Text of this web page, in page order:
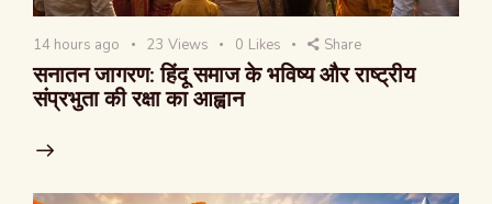
14 hours ago 23 Views 0 Likes Share
सनातन जागरण: हिंदू समाज के भविष्य और राष्ट्रीय
संप्रभुता की रक्षा का आह्वान